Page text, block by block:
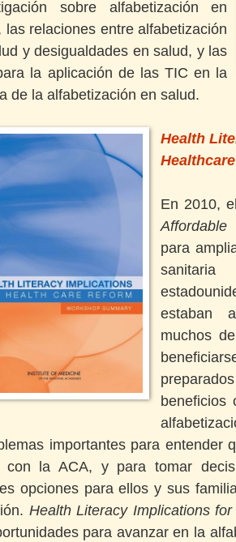
sobre alfabetización en
las relaciones entre alfabetización
y desigualdades en salud, y las
la aplicación de las TIC en la
de la alfabetización en salud.
Health
En 2010,
para
estaban
muchos
beneficios
importantes para entender
con la ACA, y para tomar
opciones para ellos y sus
Health Literacy Implications
para avanzar en la